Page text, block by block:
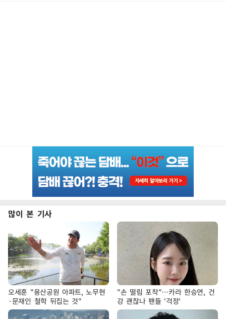
많이 본 기사
오세훈 "용산공원 아파트, 노무현
·문재인 철학 뒤집는 것"
"손 떨림 포착"…카라 한승연, 건
강 괜찮나 팬들 '걱정'